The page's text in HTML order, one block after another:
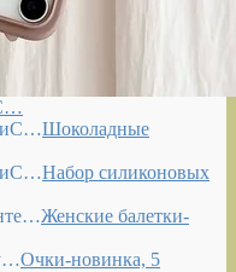
Шоколадные
Набор силиконовых
Женские балетки-
Очки-новинка, 5